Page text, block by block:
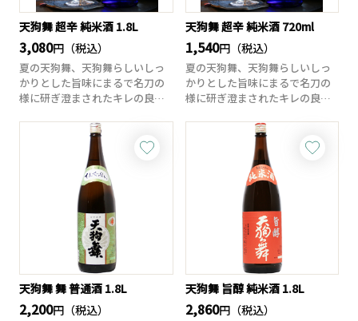
天狗舞 超辛 純米酒 1.8L
3,080円（税込）
夏の天狗舞、天狗舞らしいしっ
かりとした旨味にまるで名刀の
様に研ぎ澄まされたキレの良さ
天狗舞 超辛 純米酒 720ml
1,540円（税込）
夏の天狗舞、天狗舞らしいしっ
かりとした旨味にまるで名刀の
様に研ぎ澄まされたキレの良さ
天狗舞 舞 普通酒 1.8L
2,200円（税込）
天狗舞 旨醇 純米酒 1.8L
2,860円（税込）